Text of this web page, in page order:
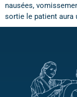
nausées,
sortie le patient aura